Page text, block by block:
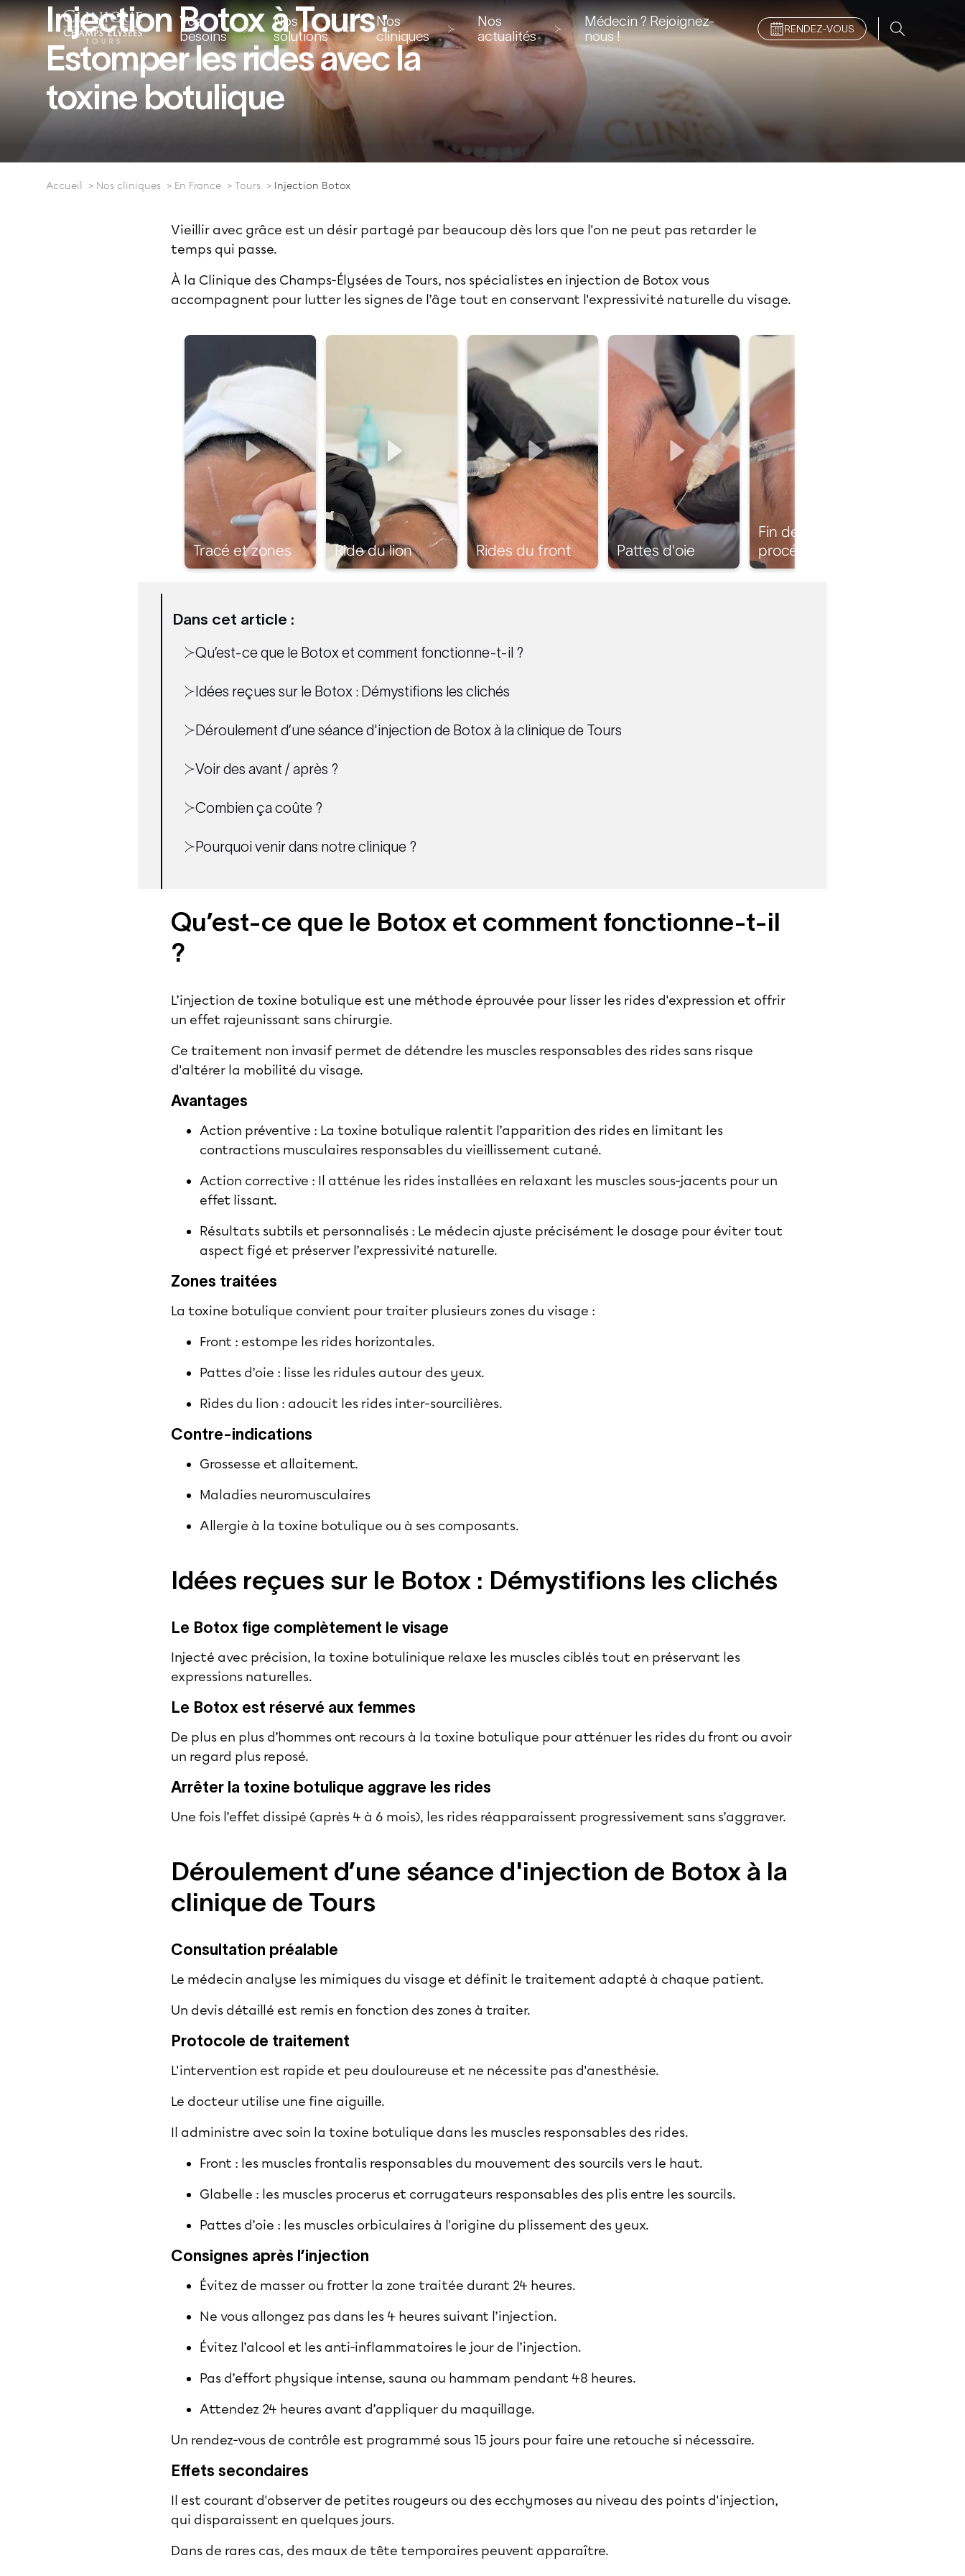
Vos
besoins
Nos
solutions
Nos
cliniques
Nos
actualités
Médecin ? Rejoignez-
nous !
RENDEZ-VOUS
Injection Botox à Tours :
Estomper les rides avec la
toxine botulique
Accueil Nos cliniques En France Tours Injection Botox
Dans cet article :
Qu’est-ce que le Botox et comment fonctionne-t-il ?
Idées reçues sur le Botox : Démystifions les clichés
Déroulement d’une séance d'injection de Botox à la clinique de Tours
Voir des avant / après ?
Combien ça coûte ?
Pourquoi venir dans notre clinique ?
Vieillir avec grâce est un désir partagé par beaucoup dès lors que l'on ne peut pas retarder le
temps qui passe.
À la Clinique des Champs-Élysées de Tours, nos spécialistes en injection de Botox vous
accompagnent pour lutter les signes de l’âge tout en conservant l'expressivité naturelle du visage.
Qu’est-ce que le Botox et comment fonctionne-t-il
?
L’injection de toxine botulique est une méthode éprouvée pour lisser les rides d'expression et offrir
un effet rajeunissant sans chirurgie.
Ce traitement non invasif permet de détendre les muscles responsables des rides sans risque
d'altérer la mobilité du visage.
Avantages
Action préventive : La toxine botulique ralentit l’apparition des rides en limitant les
contractions musculaires responsables du vieillissement cutané.
Action corrective : Il atténue les rides installées en relaxant les muscles sous-jacents pour un
effet lissant.
Résultats subtils et personnalisés : Le médecin ajuste précisément le dosage pour éviter tout
aspect figé et préserver l’expressivité naturelle.
Zones traitées
La toxine botulique convient pour traiter plusieurs zones du visage :
Front : estompe les rides horizontales.
Pattes d’oie : lisse les ridules autour des yeux.
Rides du lion : adoucit les rides inter-sourcilières.
Contre-indications
Grossesse et allaitement.
Maladies neuromusculaires
Allergie à la toxine botulique ou à ses composants.
Idées reçues sur le Botox : Démystifions les clichés
Le Botox fige complètement le visage
Injecté avec précision, la toxine botulinique relaxe les muscles ciblés tout en préservant les
expressions naturelles.
Le Botox est réservé aux femmes
De plus en plus d’hommes ont recours à la toxine botulique pour atténuer les rides du front ou avoir
un regard plus reposé.
Arrêter la toxine botulique aggrave les rides
Une fois l’effet dissipé (après 4 à 6 mois), les rides réapparaissent progressivement sans s’aggraver.
Déroulement d’une séance d'injection de Botox à la
clinique de Tours
Consultation préalable
Le médecin analyse les mimiques du visage et définit le traitement adapté à chaque patient.
Un devis détaillé est remis en fonction des zones à traiter.
Protocole de traitement
L'intervention est rapide et peu douloureuse et ne nécessite pas d'anesthésie.
Le docteur utilise une fine aiguille.
Il administre avec soin la toxine botulique dans les muscles responsables des rides.
Front : les muscles frontalis responsables du mouvement des sourcils vers le haut.
Glabelle : les muscles procerus et corrugateurs responsables des plis entre les sourcils.
Pattes d’oie : les muscles orbiculaires à l'origine du plissement des yeux.
Consignes après l’injection
Évitez de masser ou frotter la zone traitée durant 24 heures.
Ne vous allongez pas dans les 4 heures suivant l’injection.
Évitez l’alcool et les anti-inflammatoires le jour de l’injection.
Pas d’effort physique intense, sauna ou hammam pendant 48 heures.
Attendez 24 heures avant d’appliquer du maquillage.
Un rendez-vous de contrôle est programmé sous 15 jours pour faire une retouche si nécessaire.
Effets secondaires
Il est courant d'observer de petites rougeurs ou des ecchymoses au niveau des points d'injection,
qui disparaissent en quelques jours.
Dans de rares cas, des maux de tête temporaires peuvent apparaître.